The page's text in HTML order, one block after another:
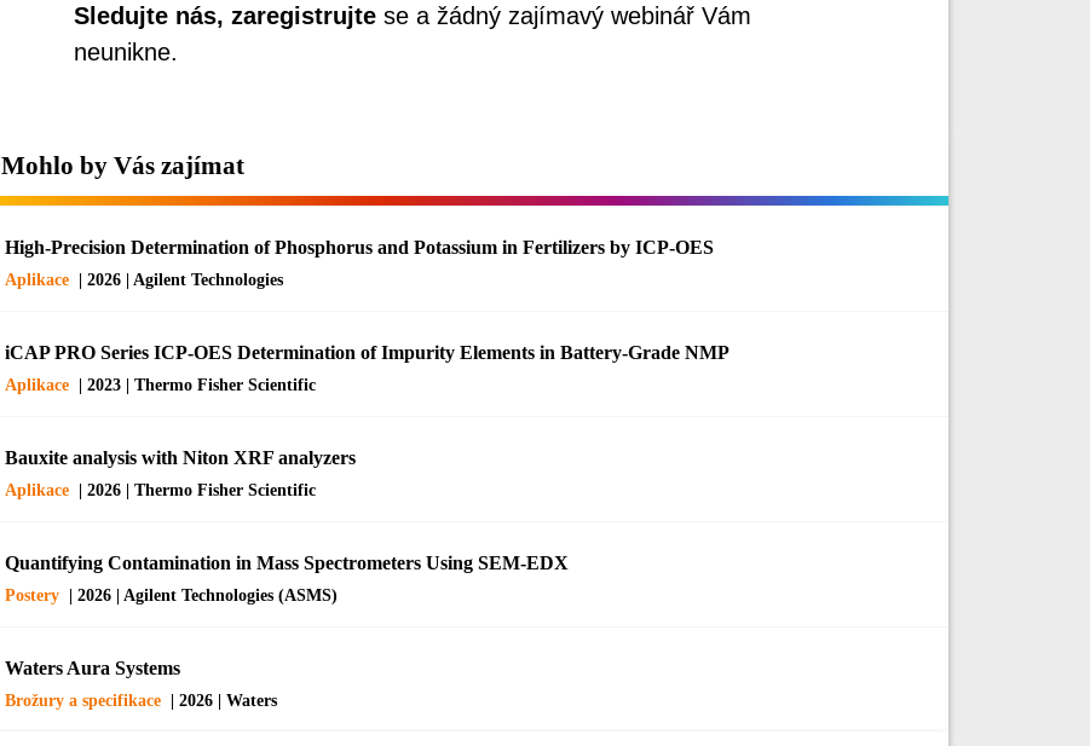
Sledujte nás, zaregistrujtese a žádný zajímavý webinář Vám
neunikne.
Mohlo by Vás zajímat
High-Precision Determination of Phosphorus and Potassium in Fertilizers by ICP-OES
Aplikace | 2026 | Agilent Technologies
iCAP PRO Series ICP-OES Determination of Impurity Elements in Battery-Grade NMP
Aplikace | 2023 | Thermo Fisher Scientific
Bauxite analysis with Niton XRF analyzers
Aplikace | 2026 | Thermo Fisher Scientific
Quantifying Contamination in Mass Spectrometers Using SEM-EDX
Postery | 2026 | Agilent Technologies (ASMS)
Waters Aura Systems
Brožury a specifikace | 2026 | Waters